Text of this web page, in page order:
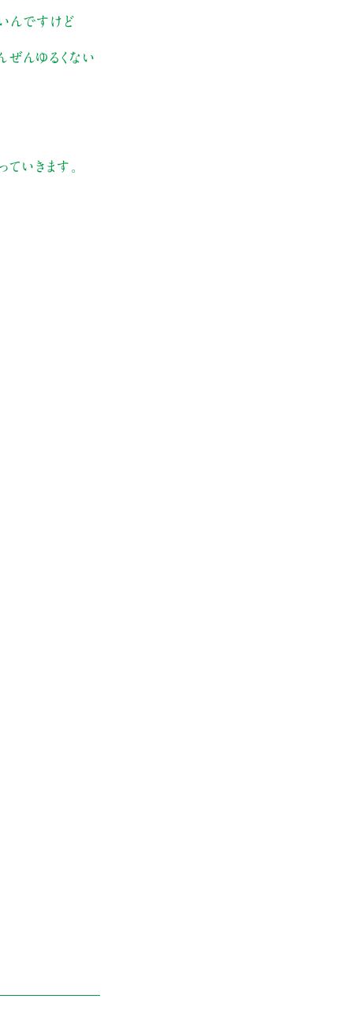
んですけど
ぜんゆるくない
いきます。